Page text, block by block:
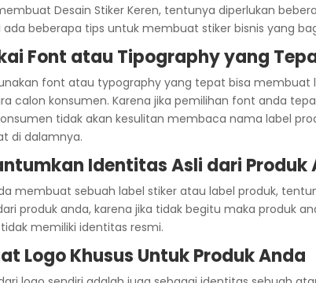
Desain Stiker Keren, tentunya diperlukan
ada beberapa tips untuk membuat stiker bisnis yang
Font atau Tipography yang
font atau typography yang tepat bisa membuat
calon konsumen. Karena jika pemilihan font anda
tidak akan kesulitan membaca nama label
di dalamnya.
Identitas Asli dari Produk
membuat sebuah label stiker atau label produk,
produk anda, karena jika tidak begitu maka produk
memiliki identitas resmi.
Logo Khusus Untuk Produk Anda